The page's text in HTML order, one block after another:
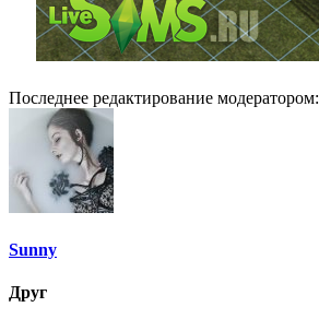
Последнее редактирование модератором:
Sunny
Друг